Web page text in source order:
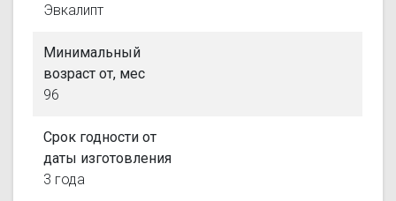
Эвкалипт
Минимальный
возраст от, мес
96
Срок годности от
даты изготовления
3 года